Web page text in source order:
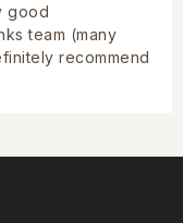
good
team (many
recommend